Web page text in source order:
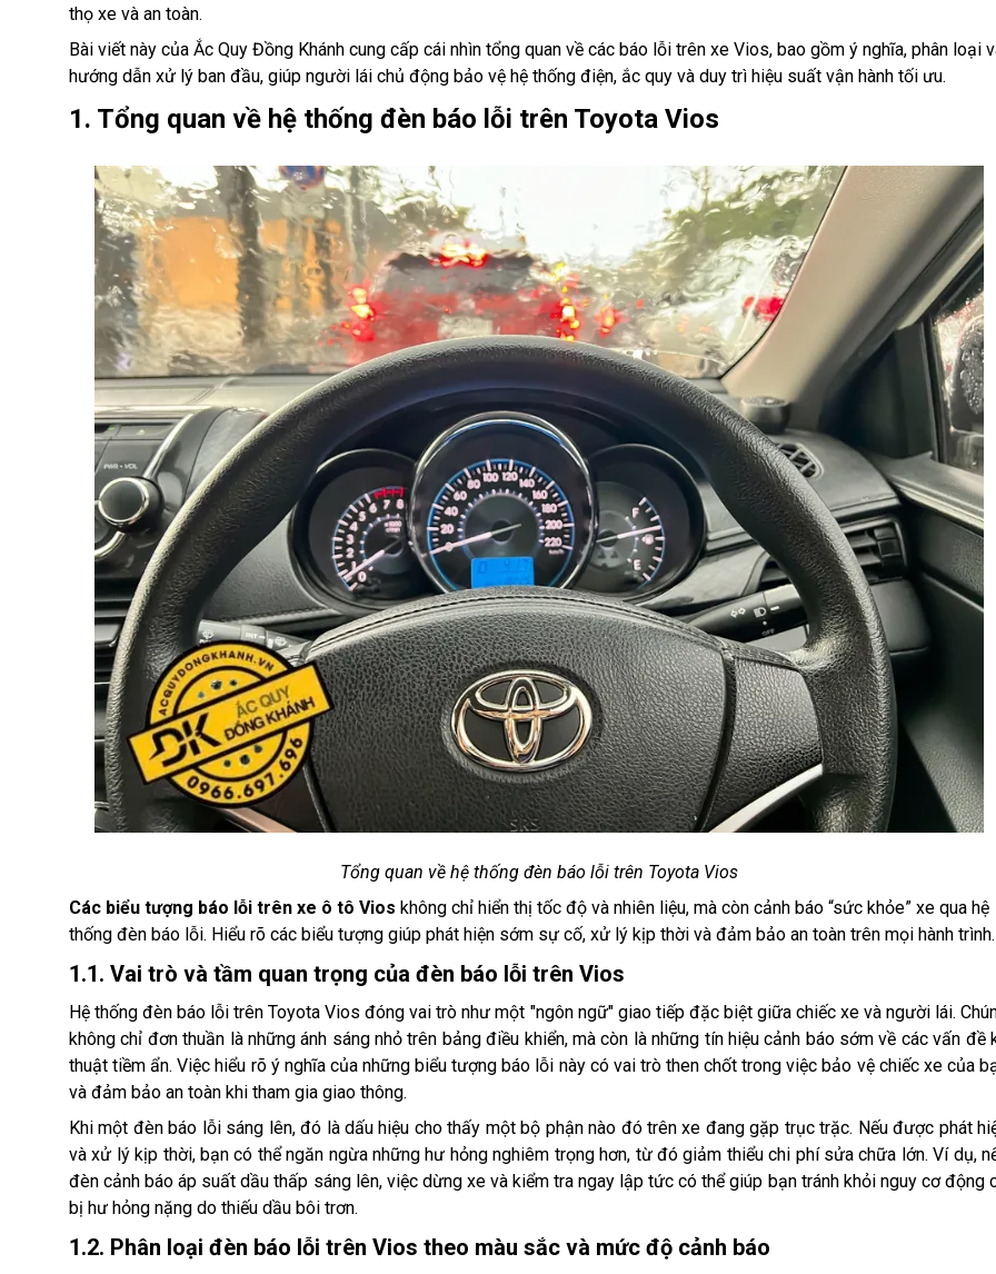
thọ xe và an toàn.
Bài viết này của Ắc Quy Đồng Khánh cung cấp cái nhìn tổng quan về các báo lỗi trên xe Vios, bao gồm ý nghĩa, phân loại
hướng dẫn xử lý ban đầu, giúp người lái chủ động bảo vệ hệ thống điện, ắc quy và duy trì hiệu suất vận hành tối ưu.
1. Tổng quan về hệ thống đèn báo lỗi trên Toyota Vios
Tổng quan về hệ thống đèn báo lỗi trên Toyota Vios
Các biểu tượng báo lỗi trên xe ô tô Vios không chỉ hiển thị tốc độ và nhiên liệu, mà còn cảnh báo “sức khỏe” xe qua hệ
thống đèn báo lỗi. Hiểu rõ các biểu tượng giúp phát hiện sớm sự cố, xử lý kịp thời và đảm bảo an toàn trên mọi hành trình.
1.1. Vai trò và tầm quan trọng của đèn báo lỗi trên Vios
Hệ thống đèn báo lỗi trên Toyota Vios đóng vai trò như một "ngôn ngữ" giao tiếp đặc biệt giữa chiếc xe và người lái.
không chỉ đơn thuần là những ánh sáng nhỏ trên bảng điều khiển, mà còn là những tín hiệu cảnh báo sớm về các vấn đề
thuật tiềm ẩn. Việc hiểu rõ ý nghĩa của những biểu tượng báo lỗi này có vai trò then chốt trong việc bảo vệ chiếc xe của
và đảm bảo an toàn khi tham gia giao thông.
Khi một đèn báo lỗi sáng lên, đó là dấu hiệu cho thấy một bộ phận nào đó trên xe đang gặp trục trặc. Nếu được phát
và xử lý kịp thời, bạn có thể ngăn ngừa những hư hỏng nghiêm trọng hơn, từ đó giảm thiểu chi phí sửa chữa lớn. Ví dụ,
đèn cảnh báo áp suất dầu thấp sáng lên, việc dừng xe và kiểm tra ngay lập tức có thể giúp bạn tránh khỏi nguy cơ động
bị hư hỏng nặng do thiếu dầu bôi trơn.
1.2. Phân loại đèn báo lỗi trên Vios theo màu sắc và mức độ cảnh báo